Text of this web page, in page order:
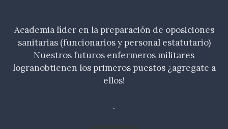
Academia líder en la preparación de oposiciones
sanitarias (funcionarios y personal estatutario)
Nuestros futuros enfermeros militares
logranobtienen los primeros puestos ¿agregate a
ellos!
.